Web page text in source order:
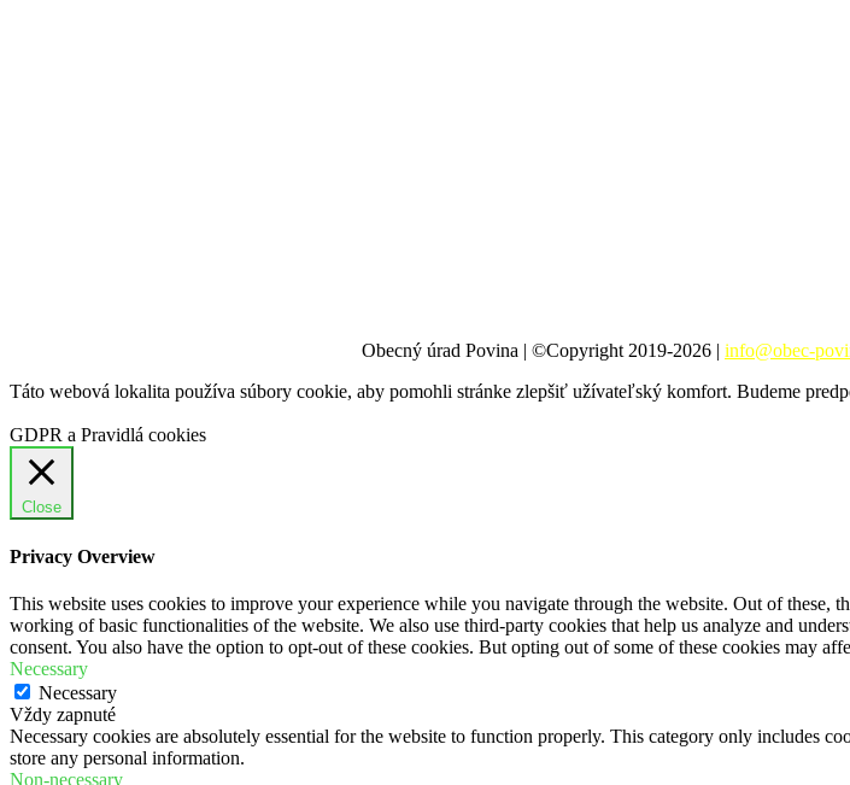
Obecný úrad Povina | ©Copyright 2019-2026 | info@obec-
Táto webová lokalita používa súbory cookie, aby pomohli stránke zlepšiť užívateľský komfort. Budeme
GDPR a Pravidlá cookies
Close
Privacy Overview
This website uses cookies to improve your experience while you navigate through the website. Out of these,
working of basic functionalities of the website. We also use third-party cookies that help us analyze and
consent. You also have the option to opt-out of these cookies. But opting out of some of these cookies may
Necessary
Necessary
Vždy zapnuté
Necessary cookies are absolutely essential for the website to function properly. This category only includes
store any personal information.
Non-necessary